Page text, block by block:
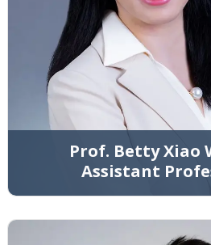
Prof. Betty Xiao
Assistant